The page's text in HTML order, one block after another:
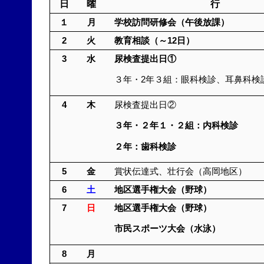
日
曜
行
１
月
学校訪問研修会（午後放課）
2
火
教育相談（
3
水 尿検査提出日①
３年・2年３組：眼科検診、耳鼻科検
4 木 尿検査提出日②
３年・２年１・２組：内科検診
２年：歯科検診
5 金
賞状伝達式、壮行会（高岡地区）
6
土
地区選手権大
7
日 地区選手権大会
市民スポーツ大会（水泳）
8
月